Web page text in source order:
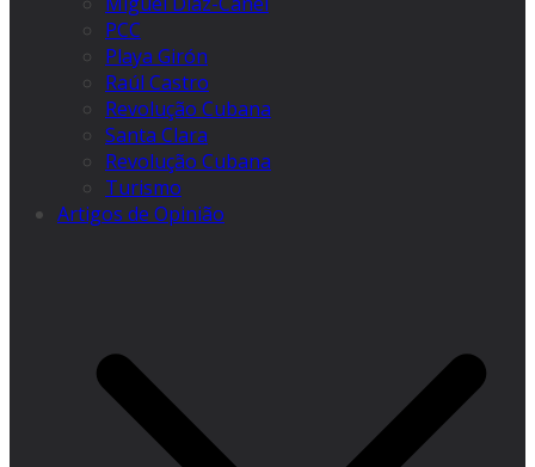
PCC
Playa Girón
Raúl Castro
Revolução Cubana
Santa Clara
Revolução Cubana
Turismo
Artigos de Opinião